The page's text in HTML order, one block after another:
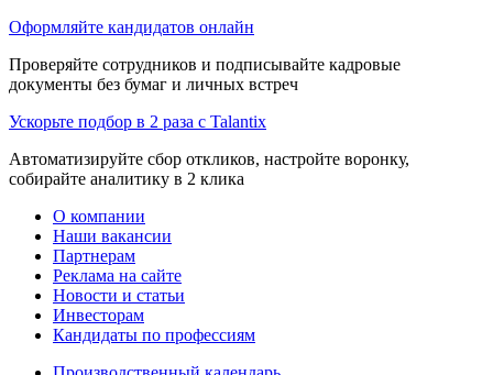
Оформляйте кандидатов онлайн
Проверяйте сотрудников и подписывайте кадровые
документы без бумаг и личных встреч
Ускорьте подбор в 2 раза с Talantix
Автоматизируйте сбор откликов, настройте воронку,
собирайте аналитику в 2 клика
О компании
Наши вакансии
Партнерам
Реклама на сайте
Новости и статьи
Инвесторам
Кандидаты по профессиям